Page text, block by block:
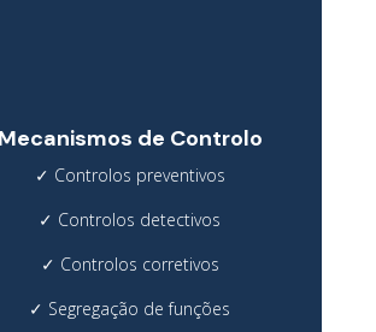
Mecanismos de Controlo
✓ Controlos preventivos
✓ Controlos detectivos
✓ Controlos corretivos
✓ Segregação de funções